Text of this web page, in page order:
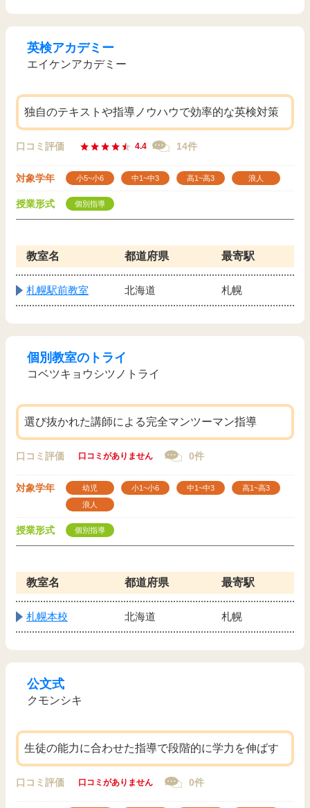
英検アカデミー
エイケンアカデミー
独自のテキストや指導ノウハウで効率的な英検対策
口コミ評価 4.4 14件
対象学年 小5~小6 中1~中3 高1~高3 浪人
授業形式 個別指導
教室名 都道府県 最寄駅
札幌駅前教室 北海道 札幌
個別教室のトライ
コベツキョウシツノトライ
選び抜かれた講師による完全マンツーマン指導
口コミ評価 口コミがありません 0件
対象学年 幼児 小1~小6 中1~中3
高1~高3
浪人
授業形式 個別指導
教室名 都道府県 最寄駅
札幌本校 北海道 札幌
公文式
クモンシキ
生徒の能力に合わせた指導で段階的に学力を伸ばす
口コミ評価 口コミがありません 0件